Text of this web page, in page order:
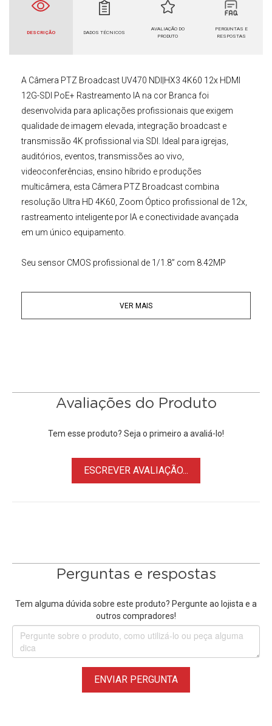
DESCRIÇÃO DADOS TÉCNICOS
AVALIAÇÃO DO
PRODUTO
PERGUNTAS E
RESPOSTAS
A Câmera PTZ Broadcast UV470 NDI|HX3 4K60 12x HDMI
12G-SDI PoE+ Rastreamento IA na cor Branca foi
desenvolvida para aplicações profissionais que exigem
qualidade de imagem elevada, integração broadcast e
transmissão 4K profissional via SDI. Ideal para igrejas,
auditórios, eventos, transmissões ao vivo,
videoconferências, ensino híbrido e produções
multicâmera, esta Câmera PTZ Broadcast combina
resolução Ultra HD 4K60, Zoom Óptico profissional de 12x,
rastreamento inteligente por IA e conectividade avançada
em um único equipamento.
Seu sensor CMOS profissional de 1/1.8” com 8.42MP
reprodução de cores e ótimo desempenho mesmo em
ambientes internos ou com iluminação reduzida. O
Sua Lente profissional com Zoom Óptico de 12x permite
excelente qualidade. O sistema de foco automático
durante toda a operação, mantendo pessoas e objetos
sempre nítidos mesmo em movimentação constante.
operador dedicado. Isso torna aCâmera
PTZ Broadcast ideal para auditórios, igrejas, salas de
A conectividade profissional oferece integração completa
com ambientes broadcast, AV profissional e streaming. A
VER MAIS
Avaliações do Produto
Tem esse produto? Seja o primeiro a avaliá-lo!
ESCREVER AVALIAÇÃO...
Perguntas e respostas
Tem alguma dúvida sobre este produto? Pergunte ao lojista e a
outros compradores!
ENVIAR PERGUNTA